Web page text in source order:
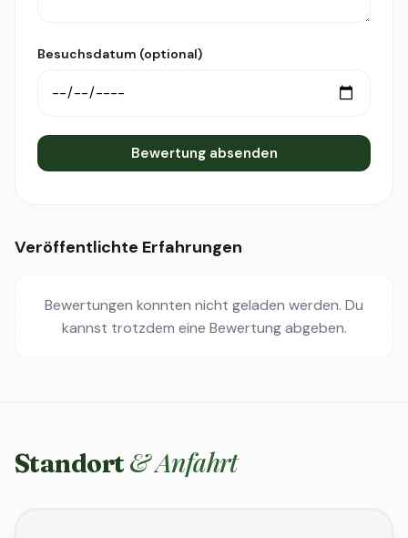
Besuchsdatum (optional)
Bewertung absenden
Veröffentlichte Erfahrungen
Bewertungen konnten nicht geladen werden. Du
kannst trotzdem eine Bewertung abgeben.
Standort & Anfahrt